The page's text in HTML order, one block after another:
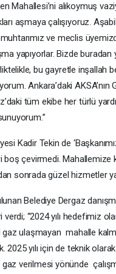
Mahallesi’ni alıkoymuş
aşmaya çalışıyoruz.
ve meclis
yapıyorlar. Bizde
bu gayretle inşallah
Ankara’daki AKSA’nın
tüm ekibe her türlü
Kadir Tekin de
boş çevirmedi. Mahallemize
sonrada güzel hizmetler
Belediye Dergaz
verdi; “2024 yılı hedefimiz
gaz ulaşmayan mahalle
2025 yılı için de teknik
verilmesi yönünde